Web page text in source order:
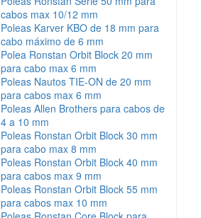
cabos max 10/12 mm
Poleas Karver KBO de 18 mm para
cabo máximo de 6 mm
Polea Ronstan Orbit Block 20 mm
para cabo max 6 mm
Poleas Nautos TIE-ON de 20 mm
para cabos max 6 mm
Poleas Allen Brothers para cabos de
4 a 10 mm
Poleas Ronstan Orbit Block 30 mm
para cabo max 8 mm
Poleas Ronstan Orbit Block 40 mm
para cabos max 9 mm
Poleas Ronstan Orbit Block 55 mm
para cabos max 10 mm